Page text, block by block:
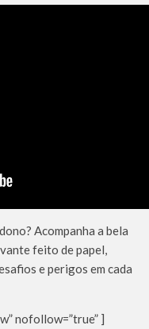
Acompanha a bela
feito de papel,
e perigos em cada
nofollow=”true” ]